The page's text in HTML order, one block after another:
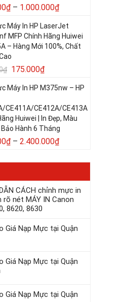
₫ – 1.000.000₫
Máy In HP LaserJet
MFP Chính Hãng Huiwei
– Hàng Mới 100%, Chất
₫ 175.000₫
Máy In HP M375nw – HP
CE411A/CE412A/CE413A
Huiwei | In Đẹp, Màu
Hành 6 Tháng
₫ – 2.400.000₫
CÁCH chỉnh mực in
rõ nét MÁY IN Canon
8620, 8630
Giá Nạp Mực tại Quận
Giá Nạp Mực tại Quận
Giá Nạp Mực tại Quận